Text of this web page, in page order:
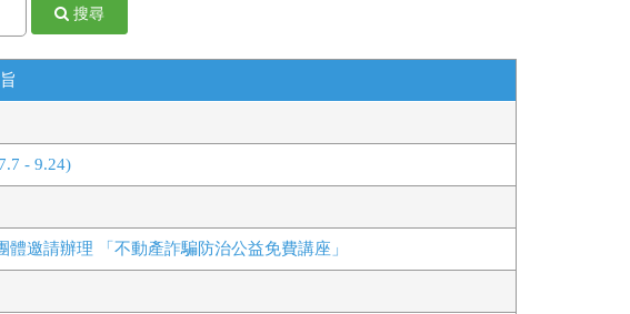
搜尋
- 9.24)
邀請辦理 「不動產詐騙防治公益免費講座」